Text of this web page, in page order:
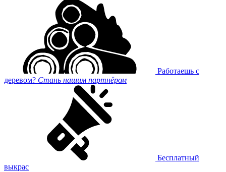
Работаешь с
деревом? Стань нашим партнёром
Бесплатный
выкрас